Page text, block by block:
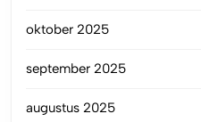
oktober 2025
september 2025
augustus 2025